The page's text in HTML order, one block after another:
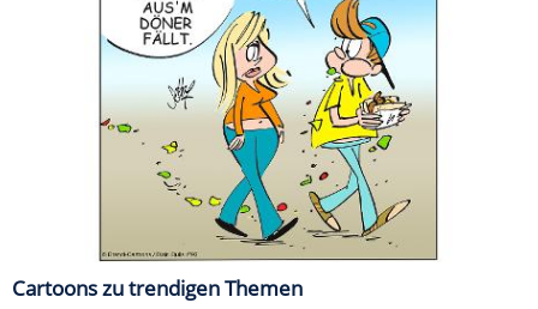
Cartoons zu trendigen Themen